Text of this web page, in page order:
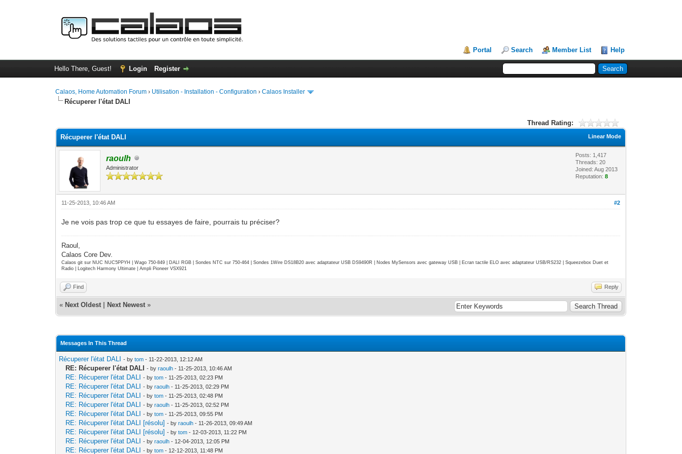
Portal Search Member List Help
Hello There, Guest! Login Register
Calaos, Home Automation Forum › Utilisation - Installation - Configuration ›Calaos Installer
Récuperer l'état DALI
Thread Rating:
Linear Mode
Récuperer l'état DALI
raoulh
Administrator
Posts: 1,417
Threads: 20
Joined: Aug 2013
Reputation:8
#2
11-25-2013, 10:46 AM
Je ne vois pas trop ce que tu essayes de faire, pourrais tu préciser?
Raoul,
Calaos Core Dev.
Calaos git sur NUC NUC5PPYH | Wago 750-849 | DALI RGB | Sondes NTC sur 750-464 | Sondes 1Wire DS18B20 avec adaptateur USB DS9490R | Nodes MySensors avec gateway USB | Ecran tactile ELO avec adaptateur USB/RS232 | Squeezebox Duet et
Radio | Logitech Harmony Ultimate | Ampli Pioneer VSX921
Find Reply
« Next Oldest Next Newest »
Messages In This Thread
Récuperer l'état DALI - bytom - 11-22-2013, 12:12 AM
RE: Récuperer l'état DALI - byraoulh - 11-25-2013, 10:46 AM
RE: Récuperer l'état DALI - bytom - 11-25-2013, 02:23 PM
RE: Récuperer l'état DALI - byraoulh - 11-25-2013, 02:29 PM
RE: Récuperer l'état DALI - bytom - 11-25-2013, 02:48 PM
RE: Récuperer l'état DALI - byraoulh - 11-25-2013, 02:52 PM
RE: Récuperer l'état DALI - bytom - 11-25-2013, 09:55 PM
RE: Récuperer l'état DALI [résolu] - byraoulh - 11-26-2013, 09:49 AM
RE: Récuperer l'état DALI [résolu] - bytom - 12-03-2013, 11:22 PM
RE: Récuperer l'état DALI - byraoulh - 12-04-2013, 12:05 PM
RE: Récuperer l'état DALI - bytom - 12-12-2013, 11:48 PM